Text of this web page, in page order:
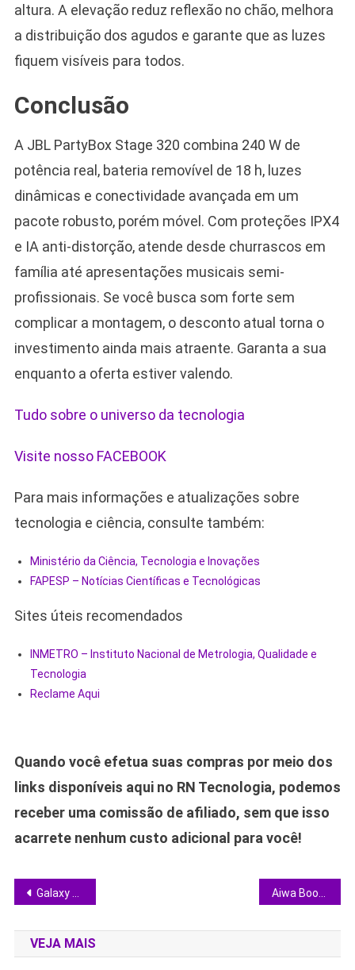
altura. A elevação reduz reflexão no chão, melhora
a distribuição dos agudos e garante que as luzes
fiquem visíveis para todos.
Conclusão
A JBL PartyBox Stage 320 combina 240 W de
potência real, bateria removível de 18 h, luzes
dinâmicas e conectividade avançada em um
pacote robusto, porém móvel. Com proteções IPX4
e IA anti-distorção, atende desde churrascos em
família até apresentações musicais semi-
profissionais. Se você busca som forte sem
complicar a montagem, o desconto atual torna o
investimento ainda mais atraente. Garanta a sua
enquanto a oferta estiver valendo.
Tudo sobre o universo da tecnologia
Visite nosso FACEBOOK
Para mais informações e atualizações sobre
tecnologia e ciência, consulte também:
Ministério da Ciência, Tecnologia e Inovações
FAPESP – Notícias Científicas e Tecnológicas
Sites úteis recomendados
INMETRO – Instituto Nacional de Metrologia, Qualidade e
Tecnologia
Reclame Aqui
Quando você efetua suas compras por meio dos
links disponíveis aqui no RN Tecnologia, podemos
receber uma comissão de afiliado, sem que isso
acarrete nenhum custo adicional para você!
Navegação
de
Post
Galaxy Tab S10 Lite com S Pen: vale a pena investir no tablet intermediário da Samsung?
VEJA MAIS